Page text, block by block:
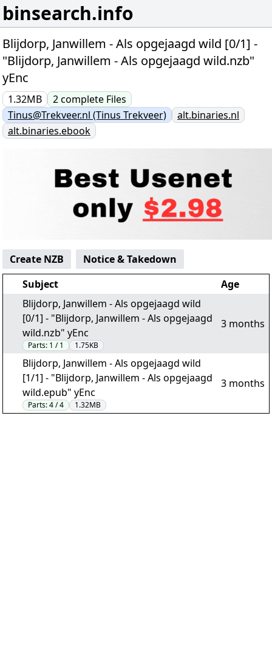
binsearch.info
Blijdorp, Janwillem - Als opgejaagd wild [0/1] -
"Blijdorp, Janwillem - Als opgejaagd wild.nzb"
yEnc
1.32MB 2complete Files
Tinus@Trekveer.nl (Tinus Trekveer)
alt.binaries.nl
alt.binaries.ebook
Create NZB
Notice & Takedown
Subject
Age
Blijdorp, Janwillem - Als opgejaagd wild
[0/1] - "Blijdorp, Janwillem - Als opgejaagd
wild.nzb" yEnc
Parts: 1 / 1 1.75KB
3 months
Blijdorp, Janwillem - Als opgejaagd wild
[1/1] - "Blijdorp, Janwillem - Als opgejaagd
wild.epub" yEnc
Parts:4 / 4 1.32MB
3 months